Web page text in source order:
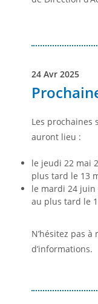
24 Avr 2025
Les prochaines
auront lieu :
le jeudi 22 mai
plus tard le 13
le mardi 24 juin
au plus tard le
N’hésitez pas
d’informations.